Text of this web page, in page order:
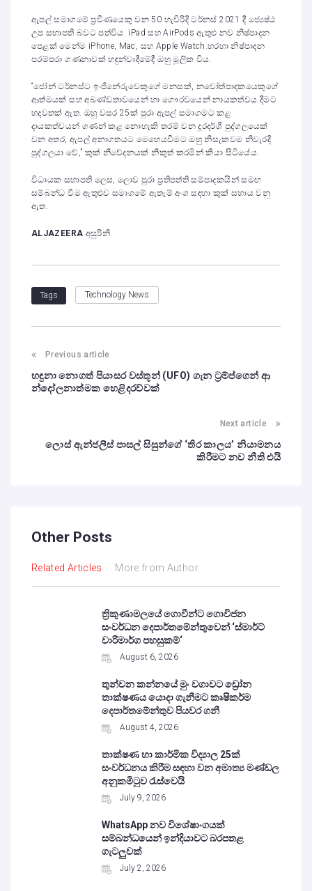
ඇපල් සමාගමේ ප්‍රවීණයෙකු වන 50 හැවිරිදි ටර්නස් 2021 දී ජ්‍යෙෂ්ඨ
උප සභාපති බවට පත්විය. iPad සහ AirPods ඇතුළු නව නිෂ්පාදන
පෙළක් මෙන්ම iPhone, Mac, සහ Apple Watch.හරහා නිෂ්පාදන
පරම්පරා ගණනාවක් හඳුන්වාදීමේදී ඔහු මූලික විය.
“ජෝන් ටර්නස්ට ඉංජිනේරුවෙකුගේ මනසක්, නවෝත්පාදකයෙකුගේ
ආත්මයක් සහ අඛණ්ඩතාවයෙන් හා ගෞරවයෙන් නායකත්වය දීමට
හදවතක් ඇත. ඔහු වසර 25ක් පුරා ඇපල් සමාගමට කළ
දායකත්වයන් ගණන් කළ නොහැකි තරම් වන දූරදර්ශී පුද්ගලයෙක්
වන අතර, ඇපල් අනාගතයට මෙහෙයවීමට ඔහු නිසැකවම නිවැරදි
පුද්ගලයා වේ,” කුක් නිවේදනයක් නිකුත් කරමින් කියා සිටියේය.
විධායක සභාපති ලෙස, ලොව පුරා ප්‍රතිපත්ති සම්පාදකයින් සමඟ
සම්බන්ධ වීම ඇතුළුව සමාගමේ ඇතැම් අංශ සඳහා කුක් සහාය වනු
ඇත.
ALJAZEERA අසුරිනි.
Tags Technology News
Previous article
හඳුනා නොගත් පියාසර වස්තූන් (UFO) ගැන ට්‍රම්ප්ගෙන් ආ
න්දෝලනාත්මක හෙළිදරව්වක්
Next article
ලොස් ඇන්ජලීස් පාසල් සිසුන්ගේ ‘තිර කාලය’ නියාමනය
කිරීමට නව නීති එයි
Other Posts
Related Articles More from Author
ත්‍රිකුණාමලයේ ගොවීන්ට ගොවිජන
සංවර්ධන දෙපාර්තමේන්තුවෙන් ‘ස්මාර්ට්
වාරිමාර්ග පහසුකම්‘
August 6, 2026
තුන්වන කන්නයේ මුං වගාවට ඩ්‍රෝන
තාක්ෂණය යොදා ගැනීමට කෘෂිකර්ම
දෙපාර්තමේන්තුව පියවර ගනී
August 4, 2026
තාක්ෂණ හා කාර්මික විද්‍යාල 25ක්
සංවර්ධනය කිරීම සඳහා වන අමාත්‍ය මණ්ඩල
අනුකමිටුව රැස්වෙයි
July 9, 2026
WhatsApp නව විශේෂාංගයක්
සම්බන්ධයෙන් ඉන්දියාවට බරපතළ
ගැටලුවක්
July 2, 2026